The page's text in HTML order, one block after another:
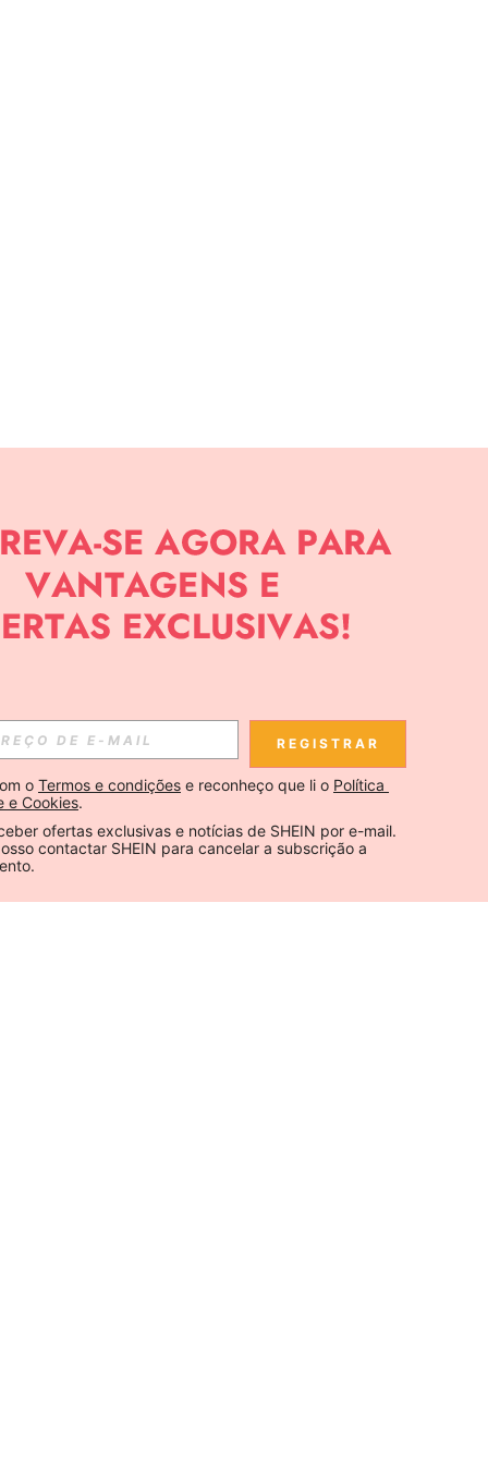
REGISTRAR
o Termos e condições e reconheço que li o Política
e Cookies.
ofertas exclusivas e notícias de SHEIN por e-mail.
contactar SHEIN para cancelar a subscrição a